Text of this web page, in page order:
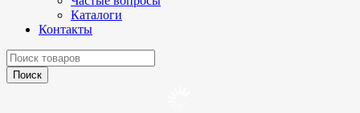
Каталоги
Контакты